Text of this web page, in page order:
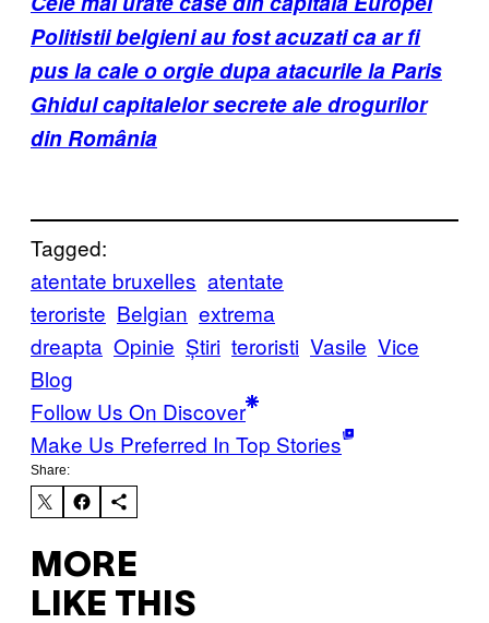
Politistii belgieni au fost acuzati ca ar fi
pus la cale o orgie dupa atacurile la Paris
Ghidul capitalelor secrete ale drogurilor
din România
Tagged:
atentate bruxelles atentate
teroriste Belgian extrema
dreapta Opinie Știri teroristi Vasile Vice
Blog
Follow Us On Discover
Make Us Preferred In Top Stories
Share:
MORE
LIKE THIS